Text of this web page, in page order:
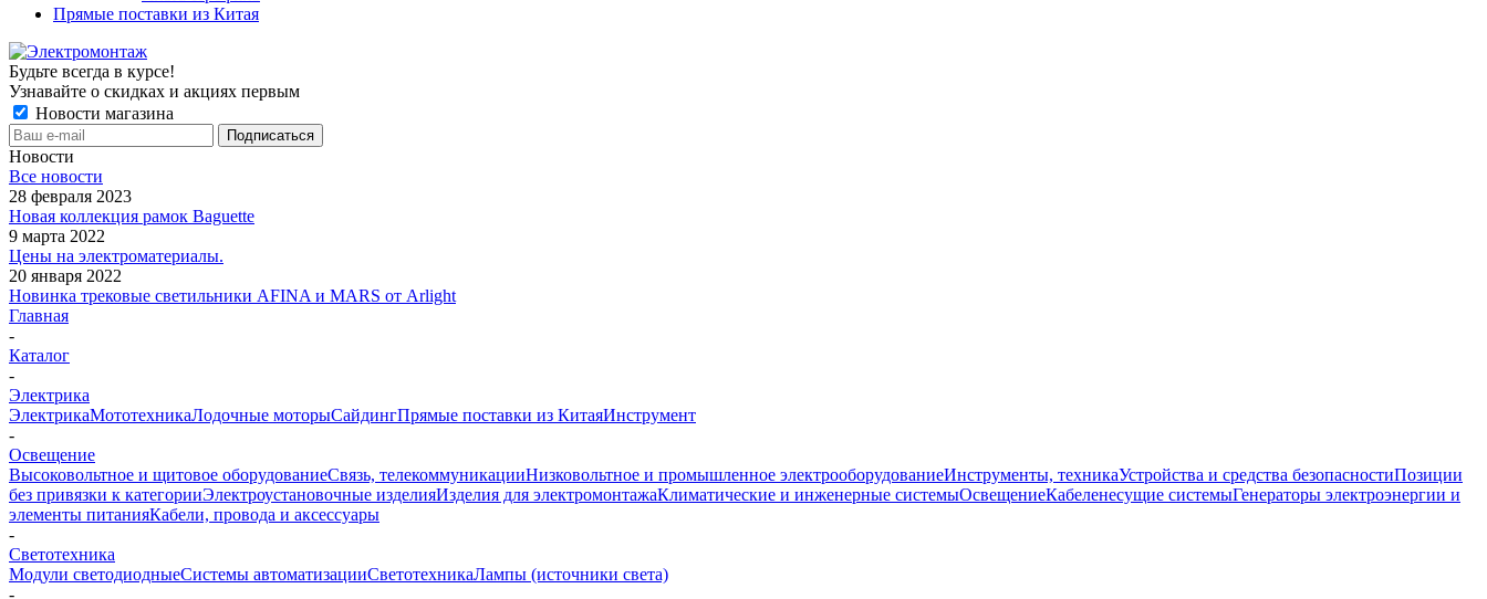
Прямые поставки из Китая
Будьте всегда в курсе!
Узнавайте о скидках и акциях первым
Новости магазина
Новости
Все новости
28 февраля 2023
Новая коллекция рамок Baguette
9 марта 2022
Цены на электроматериалы.
20 января 2022
Новинка трековые светильники AFINA и MARS от Arlight
Главная
-
Каталог
-
Электрика
ЭлектрикаМототехникаЛодочные моторыСайдингПрямые поставки из КитаяИнструмент
-
Освещение
Высоковольтное и щитовое оборудованиеСвязь, телекоммуникацииНизковольтное и промышленное электрооборудованиеИнструменты, техникаУстройства и средства безопасностиПозиции
без привязки к категорииЭлектроустановочные изделияИзделия для электромонтажаКлиматические и инженерные системыОсвещениеКабеленесущие системыГенераторы электроэнергии и
элементы питанияКабели, провода и аксессуары
-
Светотехника
Модули светодиодныеСистемы автоматизацииСветотехникаЛампы (источники света)
-